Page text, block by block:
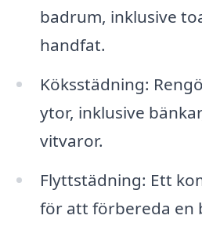
badrum, inklusive
handfat.
Köksstädning:
ytor, inklusive
vitvaror.
Flyttstädning: Ett
för att förbereda en